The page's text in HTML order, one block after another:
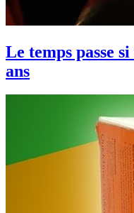
Le temps passe
ans